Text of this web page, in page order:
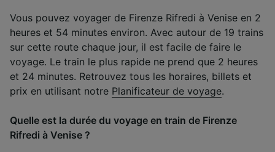
Vous pouvez voyager de Firenze Rifredi à Venise en 2
heures et 54 minutes environ. Avec autour de 19 trains
sur cette route chaque jour, il est facile de faire le
voyage. Le train le plus rapide ne prend que 2 heures
et 24 minutes. Retrouvez tous les horaires, billets et
prix en utilisant notre Planificateur de voyage.
Quelle est la durée du voyage en train de Firenze
Rifredi à Venise ?